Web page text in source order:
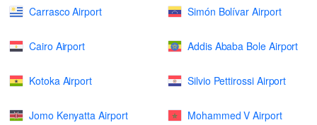
Carrasco Airport Simón Bolívar Airport
Cairo Airport Addis Ababa Bole Airport
Kotoka Airport Silvio Pettirossi Airport
Jomo Kenyatta Airport Mohammed V Airport